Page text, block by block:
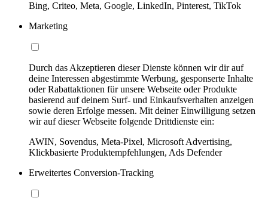
Bing, Criteo, Meta, Google, LinkedIn, Pinterest, TikTok
Marketing
Durch das Akzeptieren dieser Dienste können wir dir auf
deine Interessen abgestimmte Werbung, gesponserte Inhalte
oder Rabattaktionen für unsere Webseite oder Produkte
basierend auf deinem Surf- und Einkaufsverhalten anzeigen
sowie deren Erfolge messen. Mit deiner Einwilligung setzen
wir auf dieser Webseite folgende Drittdienste ein:
AWIN, Sovendus, Meta-Pixel, Microsoft Advertising,
Klickbasierte Produktempfehlungen, Ads Defender
Erweitertes Conversion-Tracking